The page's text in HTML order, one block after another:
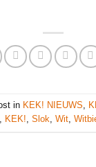
in KEK! NIEUWS,
KEK!, Slok, Wit,